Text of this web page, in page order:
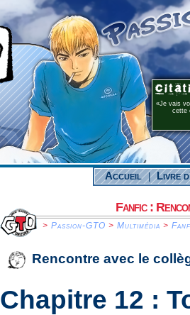
Je vais
cette
Accueil | Livre
> Passion-GTO > Multimédia >
Fanfic :
Rencontre avec le
Chapitre 12 :